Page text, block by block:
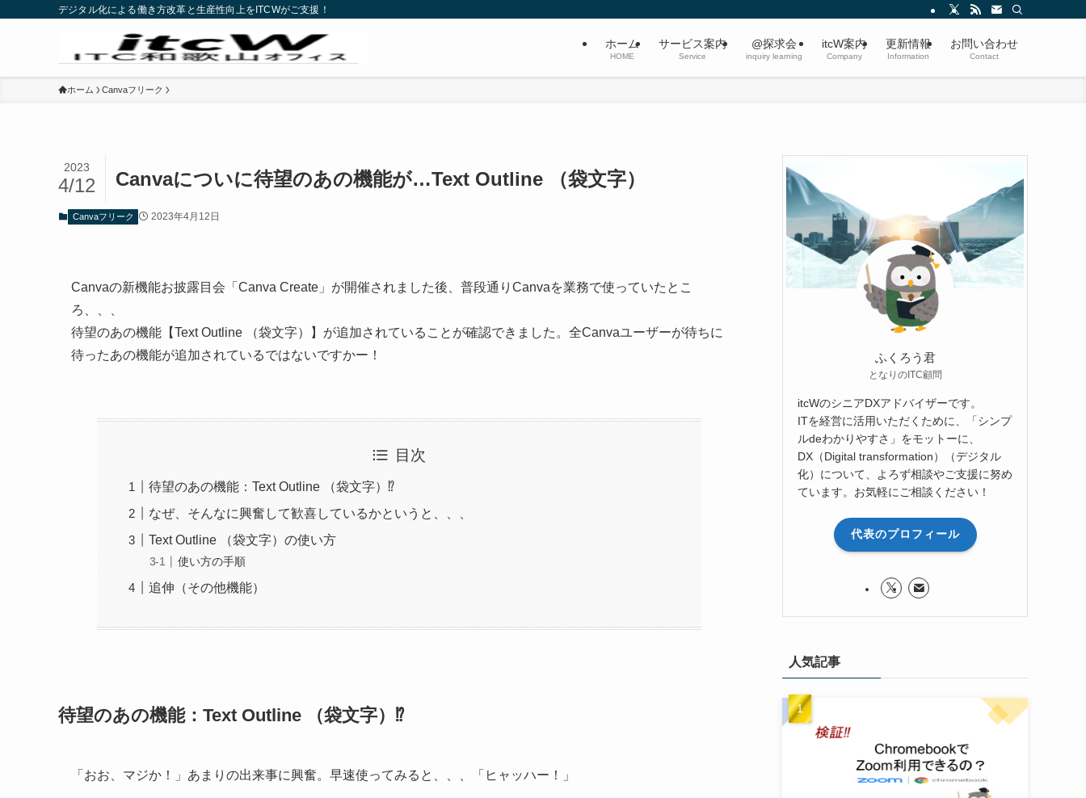
デジタル化による働き方改革と生産性向上をITCWがご支援！
ホーム
HOME
サービス案内
Service
@探求会
inquiry learning
itcW案内
Company
更新情報
Information
お問い合わせ
Contact
ホーム Canvaフリーク
Canvaについに待望のあの機能が…Text Outline （袋文字）
2023
4/12
Canvaフリーク 2023年4月12日
Canvaの新機能お披露目会「Canva Create」が開催されました後、普段通りCanvaを業務で使っていたとこ
ろ、、、
待望のあの機能【Text Outline （袋文字）】が追加されていることが確認できました。全Canvaユーザーが待ちに
待ったあの機能が追加されているではないですかー！
目次
待望のあの機能：Text Outline （袋文字）⁉
なぜ、そんなに興奮して歓喜しているかというと、、、
Text Outline （袋文字）の使い方
使い方の手順
追伸（その他機能）
待望のあの機能：Text Outline （袋文字）⁉
「おお、マジか！」あまりの出来事に興奮。早速使ってみると、、、「ヒャッハー！」
ふくろう君
となりのITC顧問
itcWのシニアDXアドバイザーです。
ITを経営に活用いただくために、「シンプ
ルdeわかりやすさ」をモットーに、
DX（Digital transformation）（デジタル
化）について、よろず相談やご支援に努め
ています。お気軽にご相談ください！
代表のプロフィール
人気記事